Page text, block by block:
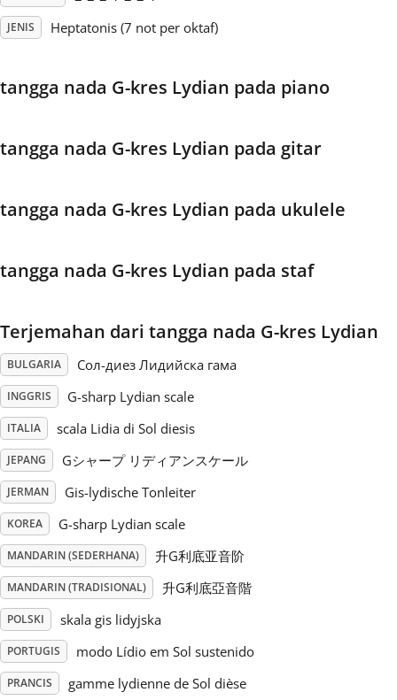
Português
Русский
Svenska
Українська
简体中文
JENIS Heptatonis (7 not per oktaf)
tangga nada G-kres Lydian pada piano
tangga nada G-kres Lydian pada gitar
tangga nada G-kres Lydian pada ukulele
tangga nada G-kres Lydian pada staf
Terjemahan dari tangga nada G-kres Lydian
BULGARIA Сол-диез Лидийска гама
INGGRIS G-sharp Lydian scale
ITALIA scala Lidia di Sol diesis
JEPANG Gシャープ リディアンスケール
JERMAN Gis-lydische Tonleiter
KOREA G-sharp Lydian scale
MANDARIN (SEDERHANA) 升G利底亚音阶
MANDARIN (TRADISIONAL) 升G利底亞音階
POLSKI skala gis lidyjska
PORTUGIS modo Lídio em Sol sustenido
PRANCIS gamme lydienne de Sol dièse